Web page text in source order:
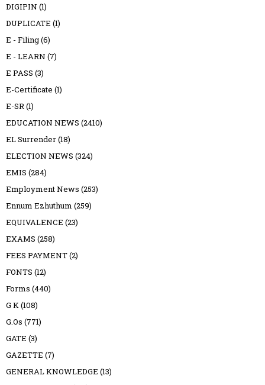
DIGIPIN (1)
DUPLICATE (1)
E - Filing(6)
E - LEARN (7)
E PASS (3)
E-Certificate (1)
E-SR(1)
EDUCATION NEWS (2410)
EL Surrender(18)
ELECTION NEWS (324)
EMIS (284)
Employment News (253)
Ennum Ezhuthum (259)
EQUIVALENCE (23)
EXAMS (258)
FEES PAYMENT(2)
FONTS (12)
Forms (440)
G K(108)
G.Os (771)
GATE (3)
GAZETTE (7)
GENERAL KNOWLEDGE (13)